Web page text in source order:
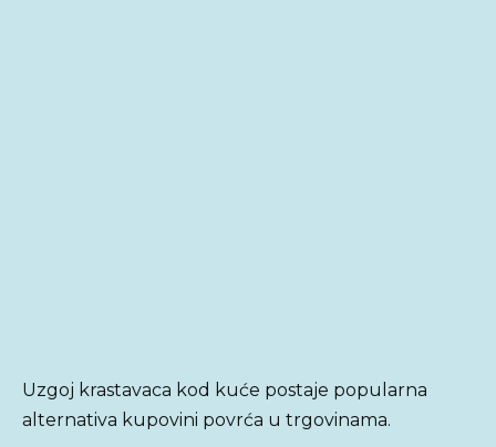
Uzgoj krastavaca kod kuće postaje popularna
alternativa kupovini povrća u trgovinama.